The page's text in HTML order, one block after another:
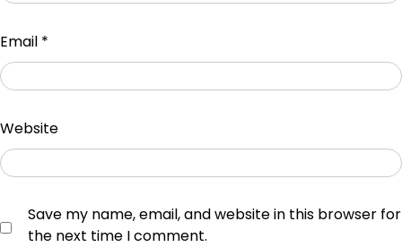
Email *
Website
Save my name, email, and website in this browser for
the next time I comment.